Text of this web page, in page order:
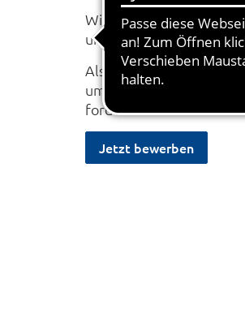
Wir sind der
unserer Region spricht
Als
Teil des Konzerns
umfangreichen
fordern und zu fördern.
Jetzt bewerben